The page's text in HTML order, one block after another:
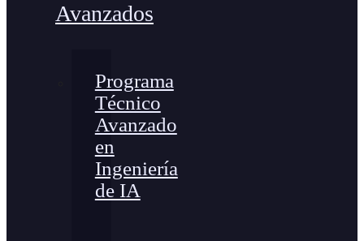
Avanzados
Programa
Técnico
Avanzado
en
Ingeniería
de IA